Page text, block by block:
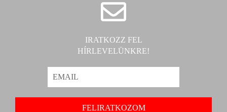
IRATKOZZ FEL
HÍRLEVELÜNKRE!